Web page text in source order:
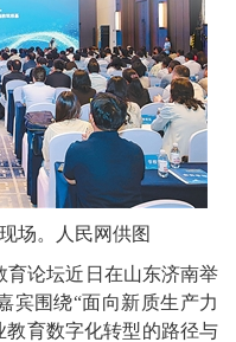
场。
人民网供图
论坛近日在山东济南举
宾围绕“面向新质生产力
教育数字化转型的路径与